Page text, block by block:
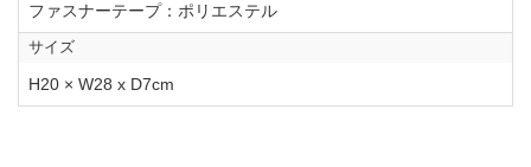
ファスナーテープ：ポリエステル
サイズ
H20 × W28 x D7cm